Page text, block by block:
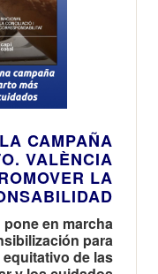
CAMPAÑA
VALÈNCIA
LA
en marcha
para
de las